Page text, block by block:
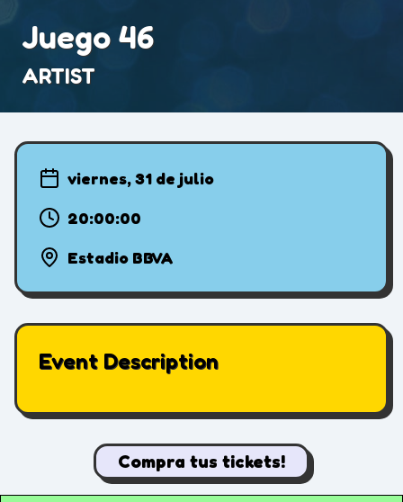
Juego 46
ARTIST
viernes, 31 de julio
20:00:00
Estadio BBVA
Event Description
Compra tus tickets!